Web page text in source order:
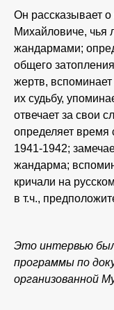
Он рассказывает
Михайловиче, чья
жандармами;
общего
жертв,
их судьбу,
отвечает за свои
определяет время
1941-1942;
жандарма;
кричали на
в т.ч.,
Это интервью
программы по
организованной